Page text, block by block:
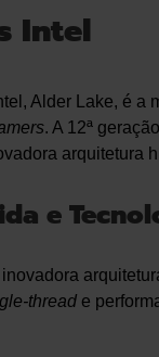
Intel
Alder Lake, é
. A 12ª
arquitetura
e
thread e